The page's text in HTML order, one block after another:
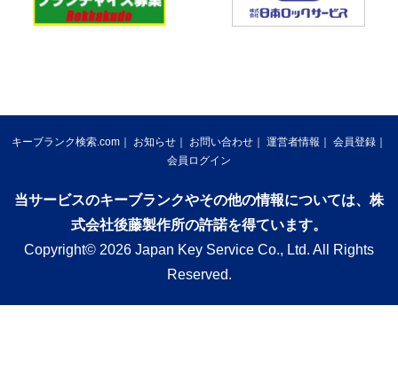
キーブランク検索.com お知らせ お問い合わせ 運営者情報
会員登録
会員ログイン
当サービスのキーブランクやその他の情報については、株
式会社後藤製作所の許諾を得ています。
Copyright© 2026 Japan Key Service Co., Ltd. All Rights
Reserved.